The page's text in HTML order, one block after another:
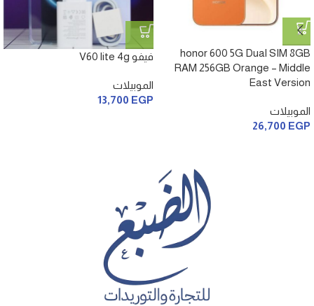
honor 600 5G Dual SIM 8GB
RAM 256GB Orange – Middle
East Version
الموبيلات
26,700 EGP
فيفو V60 lite 4g
الموبيلات
13,700 EGP